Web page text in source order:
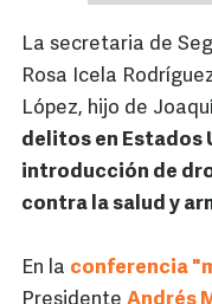
La secretaria de
Rosa Icela
López, hijo de
delitos en Estados
introducción de
contra la salud y
En la conferencia